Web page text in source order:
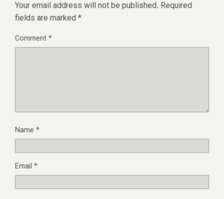
Your email address will not be published. Required
fields are marked *
Comment*
Name *
Email *